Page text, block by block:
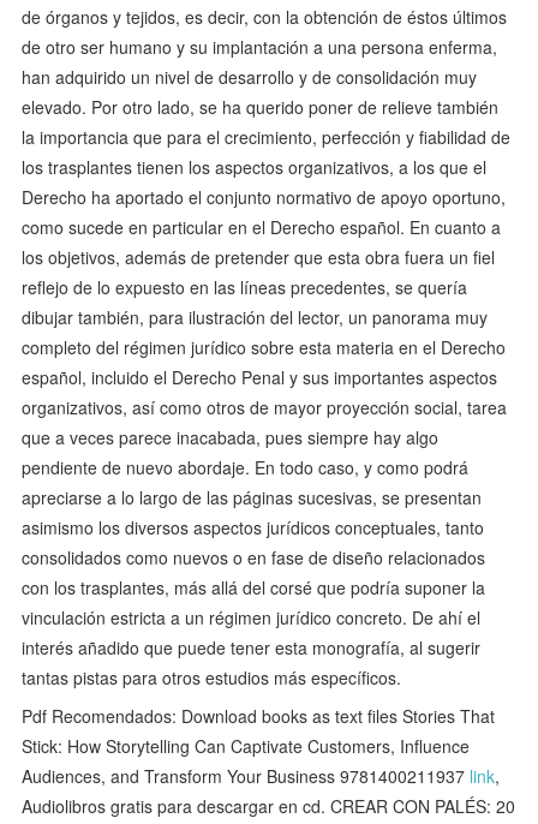
de órganos y tejidos, es decir, con la obtención de éstos últimos
de otro ser humano y su implantación a una persona enferma,
han adquirido un nivel de desarrollo y de consolidación muy
elevado. Por otro lado, se ha querido poner de relieve también
la importancia que para el crecimiento, perfección y fiabilidad de
los trasplantes tienen los aspectos organizativos, a los que el
Derecho ha aportado el conjunto normativo de apoyo oportuno,
como sucede en particular en el Derecho español. En cuanto a
los objetivos, además de pretender que esta obra fuera un fiel
reflejo de lo expuesto en las líneas precedentes, se quería
dibujar también, para ilustración del lector, un panorama muy
completo del régimen jurídico sobre esta materia en el Derecho
español, incluido el Derecho Penal y sus importantes aspectos
organizativos, así como otros de mayor proyección social, tarea
que a veces parece inacabada, pues siempre hay algo
pendiente de nuevo abordaje. En todo caso, y como podrá
apreciarse a lo largo de las páginas sucesivas, se presentan
asimismo los diversos aspectos jurídicos conceptuales, tanto
consolidados como nuevos o en fase de diseño relacionados
con los trasplantes, más allá del corsé que podría suponer la
vinculación estricta a un régimen jurídico concreto. De ahí el
interés añadido que puede tener esta monografía, al sugerir
tantas pistas para otros estudios más específicos.
Pdf Recomendados: Download books as text files Stories That
Stick: How Storytelling Can Captivate Customers, Influence
Audiences, and Transform Your Business 9781400211937 link,
Audiolibros gratis para descargar en cd. CREAR CON PALÉS: 20